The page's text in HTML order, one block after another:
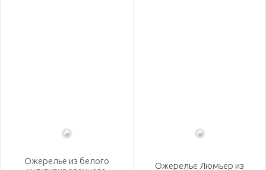
Ожерелье из белого
Ожерелье Люмьер из